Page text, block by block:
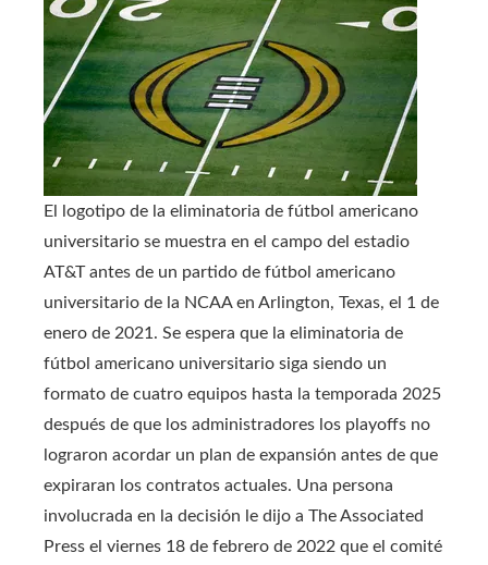
El logotipo de la eliminatoria de fútbol americano
universitario se muestra en el campo del estadio
AT&T antes de un partido de fútbol americano
universitario de la NCAA en Arlington, Texas, el 1 de
enero de 2021. Se espera que la eliminatoria de
fútbol americano universitario siga siendo un
formato de cuatro equipos hasta la temporada 2025
después de que los administradores los playoffs no
lograron acordar un plan de expansión antes de que
expiraran los contratos actuales. Una persona
involucrada en la decisión le dijo a The Associated
Press el viernes 18 de febrero de 2022 que el comité